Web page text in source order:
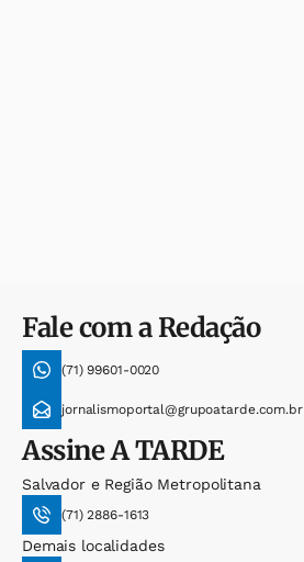
Fale com a Redação
(71) 99601-0020
jornalismoportal@grupoatarde.com.br
AssineA TARDE
Salvador e Região Metropolitana
(71) 2886-1613
Demais localidades